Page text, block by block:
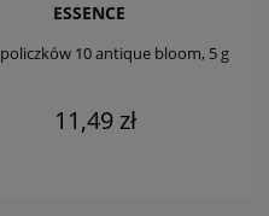
ESSENCE
10 antique bloom, 5 g
11,49 zł